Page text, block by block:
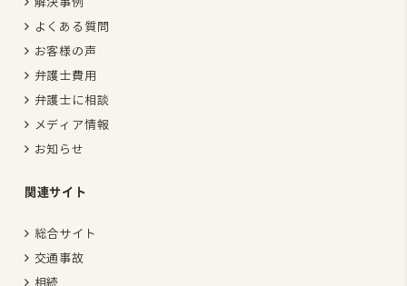
よくある質問
お客様の声
弁護士費用
弁護士に相談
メディア情報
お知らせ
関連サイト
総合サイト
交通事故
相続